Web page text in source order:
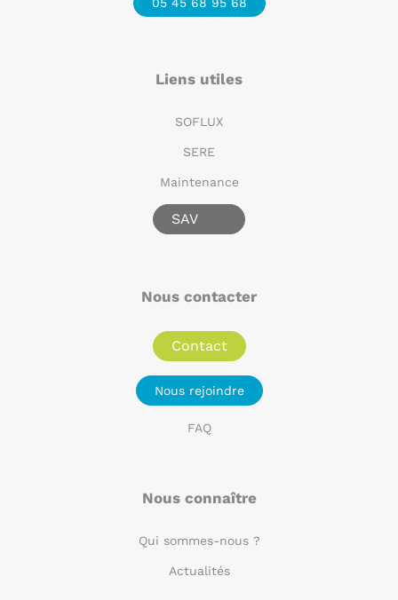
Liens utiles
SOFLUX
SERE
Maintenance
SAV
Nous contacter
Contact
Nous rejoindre
FAQ
Nous connaître
Qui sommes-nous ?
Actualités